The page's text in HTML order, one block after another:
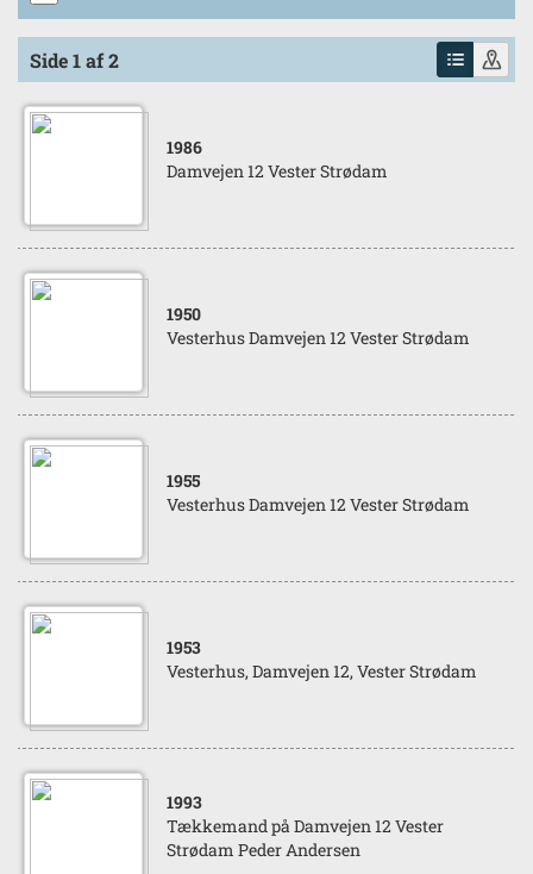
Side 1 af 2
1986
Damvejen 12 Vester Strødam
1950
Vesterhus Damvejen 12 Vester Strødam
1955
Vesterhus Damvejen 12 Vester Strødam
1953
Vesterhus, Damvejen 12, Vester Strødam
1993
Tækkemand på Damvejen 12 Vester
Strødam Peder Andersen